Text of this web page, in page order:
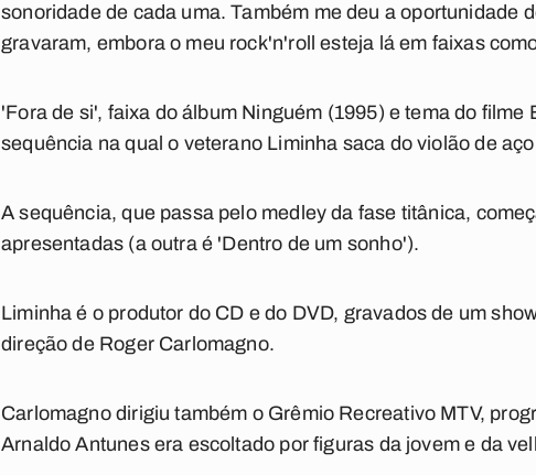
sonoridade de cada uma. Também me deu a oportunidade
gravaram, embora o meu rock'n'roll esteja lá em faixas
'Fora de si', faixa do álbum Ninguém (1995) e tema do
sequência na qual o veterano Liminha saca do violão de
A sequência, que passa pelo medley da fase titânica,
apresentadas (a outra é 'Dentro de um sonho').
Liminha é o produtor do CD e do DVD, gravados de um
direção de Roger Carlomagno.
Carlomagno dirigiu também o Grêmio Recreativo MTV,
Arnaldo Antunes era escoltado por figuras da jovem e da